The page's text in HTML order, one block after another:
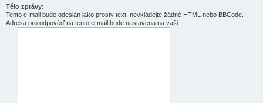
Tělo zprávy:
Tento e-mail bude odeslán jako prostý text, nevkládejte žádné HTML nebo BBCode.
Adresa pro odpověď na tento e-mail bude nastavena na vaši.